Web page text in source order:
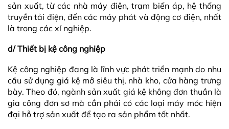
sản xuất, từ các nhà máy điện, trạm biến áp, hệ thống
truyền tải điện, đến các máy phát và động cơ điện, nhất
là trong các xí nghiệp.
d/ Thiết bị kệ công nghiệp
Kệ công nghiệp đang là lĩnh vực phát triển mạnh do nhu
cầu sử dụng giá kệ mở siêu thị, nhà kho, cửa hàng trưng
bày. Theo đó, ngành sản xuất giá kệ không đơn thuần là
gia công đơn sơ mà cần phải có các loại máy móc hiện
đại hỗ trợ sản xuất để tạo ra sản phẩm tốt nhất.